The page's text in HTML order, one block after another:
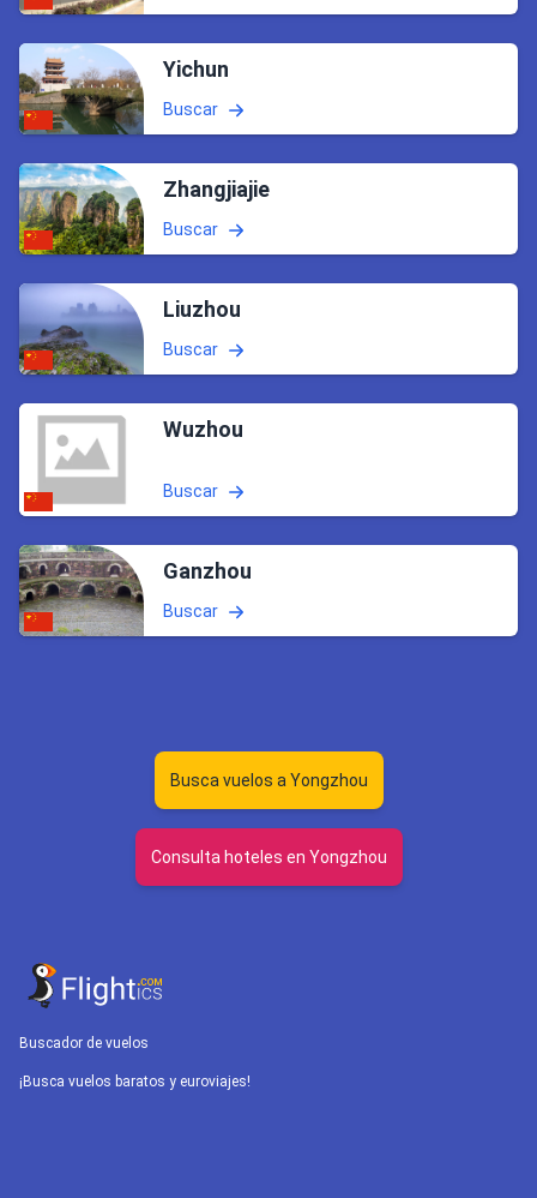
Yichun
Buscar
Zhangjiajie
Buscar
Liuzhou
Buscar
Wuzhou
Buscar
Ganzhou
Buscar
Busca vuelos a Yongzhou
Consulta hoteles en Yongzhou
Buscador de vuelos
¡Busca vuelos baratos y euroviajes!